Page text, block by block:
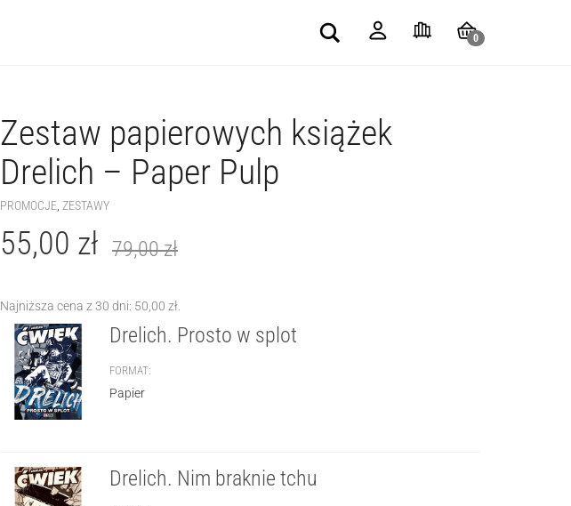
Search
0
+
Zestaw papierowych książek
Drelich – Paper Pulp
PROMOCJE ZESTAWY
79,00zł
55,00 zł
Najniższa cena z 30 dni: 50,00 zł
Drelich. Prosto w splot
FORMAT
Papier
Drelich. Nim braknie tchu